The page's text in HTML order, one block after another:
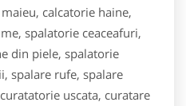
calcatorie haine,
spalatorie ceaceafuri,
din piele, spalatorie
spalare rufe, spalare
uscata, curatare